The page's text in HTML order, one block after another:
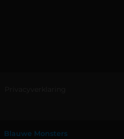
Blauwe Monsters